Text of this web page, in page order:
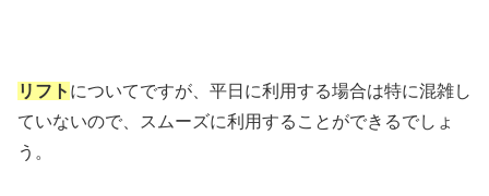
リフト についてですが、平日に利用する場合は特に混雑し
ていないので、スムーズに利用することができるでしょ
う。